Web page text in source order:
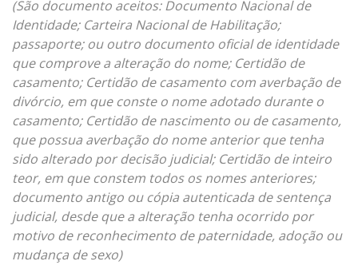
(São documento aceitos: Documento Nacional de
Identidade; Carteira Nacional de Habilitação;
passaporte; ou outro documento oficial de identidade
que comprove a alteração do nome; Certidão de
casamento; Certidão de casamento com averbação de
divórcio, em que conste o nome adotado durante o
casamento; Certidão de nascimento ou de casamento,
que possua averbação do nome anterior que tenha
sido alterado por decisão judicial; Certidão de inteiro
teor, em que constem todos os nomes anteriores;
documento antigo ou cópia autenticada de sentença
judicial, desde que a alteração tenha ocorrido por
motivo de reconhecimento de paternidade, adoção ou
mudança de sexo)